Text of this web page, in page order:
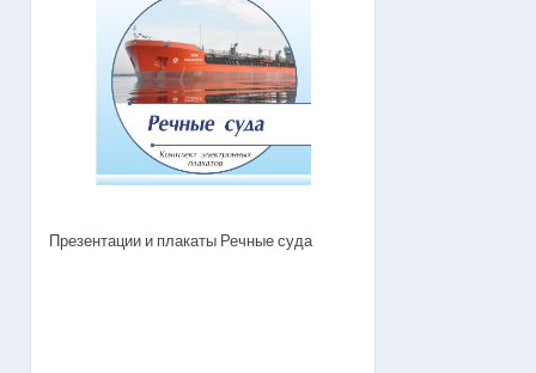
Презентации и плакаты Речные суда